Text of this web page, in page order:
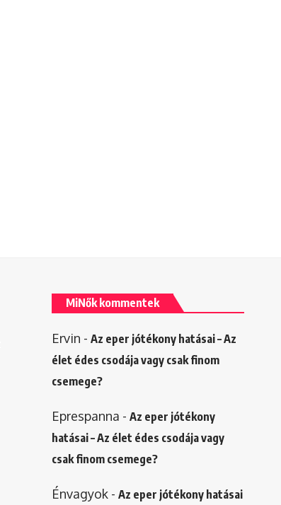
MiNők kommentek
Ervin - Az eper jótékony hatásai – Az
élet édes csodája vagy csak finom
csemege?
Eprespanna - Az eper jótékony
hatásai – Az élet édes csodája vagy
csak finom csemege?
Énvagyok- Az eper jótékony hatásai